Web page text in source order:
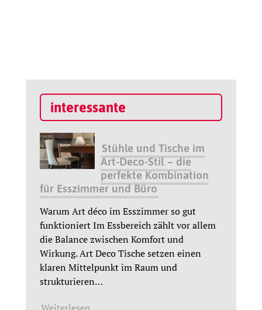
interessante
Stühle und Tische im
Art-Deco-Stil – die
perfekte Kombination
für Esszimmer und Büro
Warum Art déco im Esszimmer so gut
funktioniert Im Essbereich zählt vor allem
die Balance zwischen Komfort und
Wirkung. Art Deco Tische setzen einen
klaren Mittelpunkt im Raum und
strukturieren…
Weiterlesen